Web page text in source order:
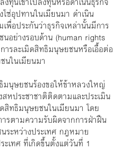
ซ่อุปทานในเมียนมา ดำเนิน
พื่อประกันว่าธุรกิจเหล่านั้นมีการ
อย่างรอบด้าน (human rights
รละเมิดสิทธิมนุษยชนหรือเอื้อต่อ
นในเมียนมา
ษยชนร้องขอให้ข้าหลวงใหญ่
หประชาชาติติดตามและประเมิน
สิทธิมนุษยชนในเมียนมา โดย
รตามความรับผิดจากการฝ่าฝืน
ะหว่างประเทศ กฎหมาย
ะเทศ ที่เกิดขึ้นตั้งแต่วันที่ 1